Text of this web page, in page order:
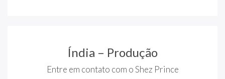
Índia – Produção
Entre em contato com o Shez Prince